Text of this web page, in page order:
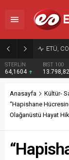
STERLİN
64,1604
BIST 100
13.798,82
Anasayfa
Kültür-
“Hapishane
Olağanüstü Hayat